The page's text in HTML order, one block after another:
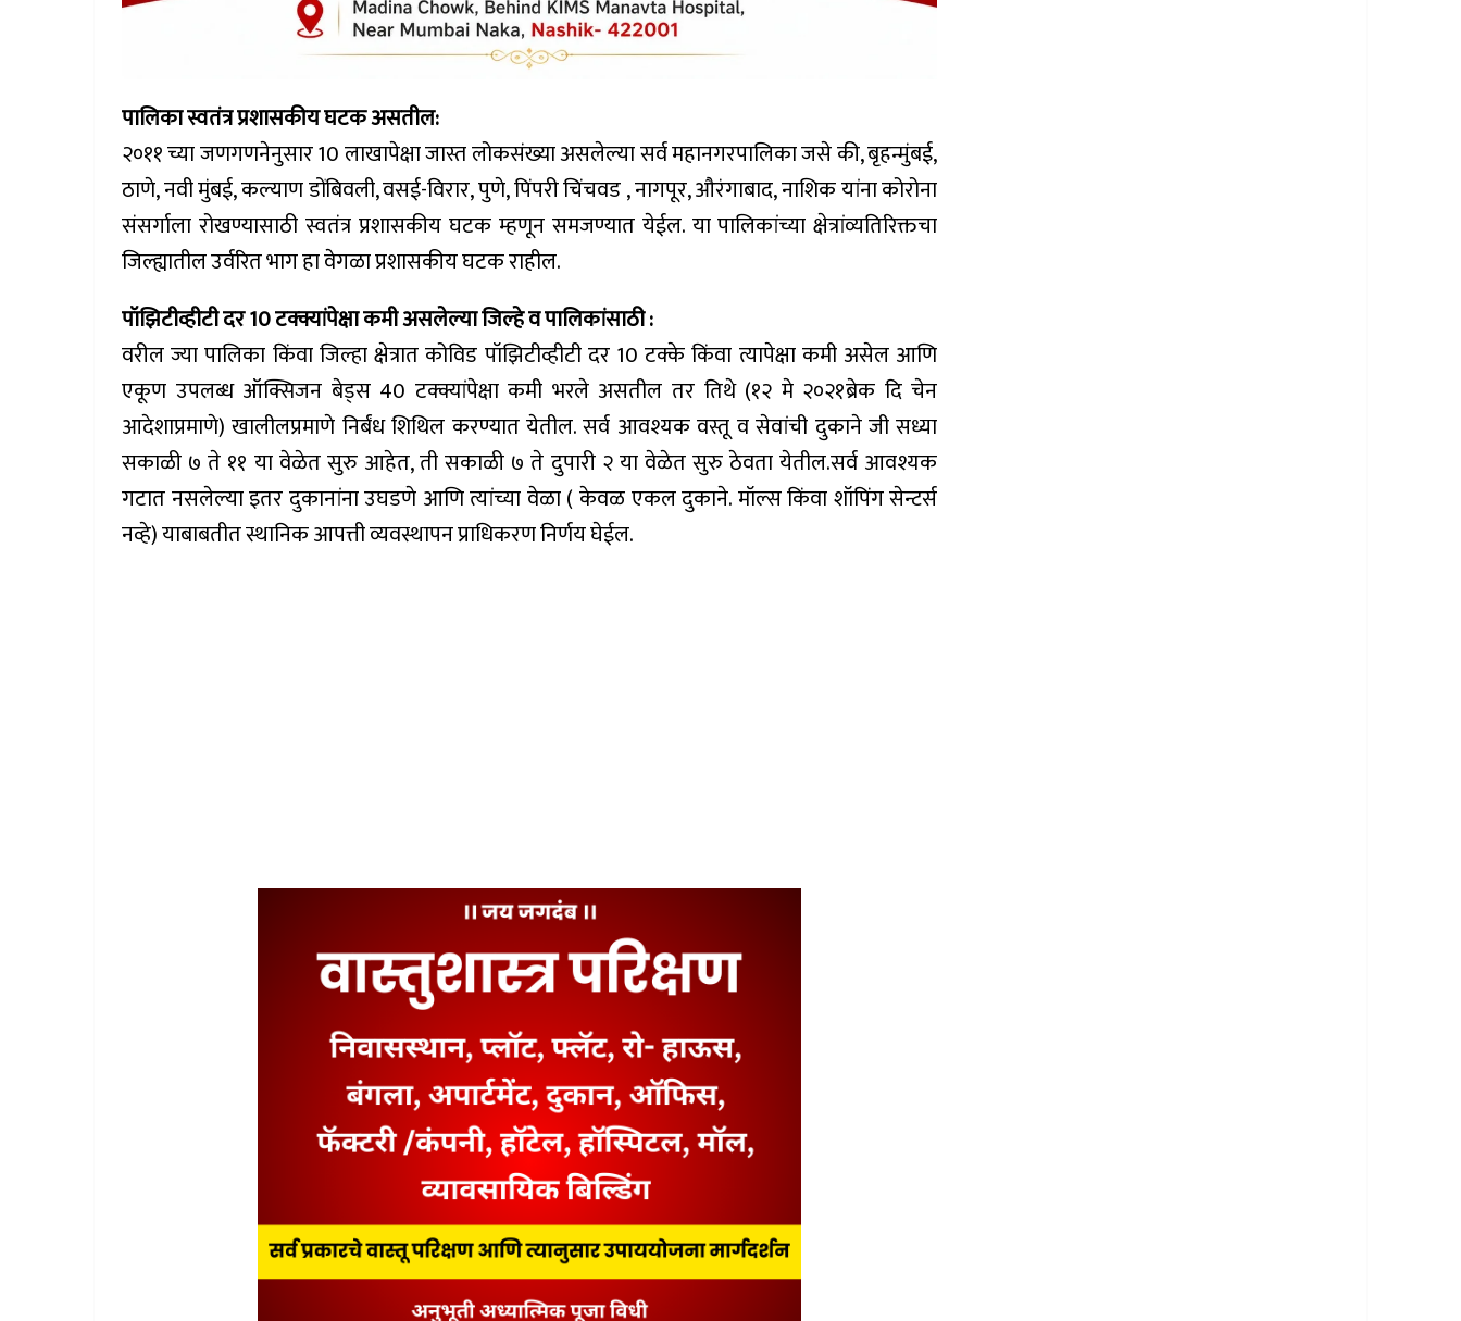
पालिका स्वतंत्र प्रशासकीय घटक असतील:
२०११ च्या जणगणनेनुसार 10 लाखापेक्षा जास्त लोकसंख्या असलेल्या सर्व महानगरपालिका जसे की, बृहन्मुंबई,
ठाणे, नवी मुंबई, कल्याण डोंबिवली, वसई-विरार, पुणे, पिंपरी चिंचवड , नागपूर, औरंगाबाद, नाशिक यांना कोरोना
संसर्गाला रोखण्यासाठी स्वतंत्र प्रशासकीय घटक म्हणून समजण्यात येईल. या पालिकांच्या क्षेत्रांव्यतिरिक्तचा
जिल्ह्यातील उर्वरित भाग हा वेगळा प्रशासकीय घटक राहील.
पॉझिटीव्हीटी दर 10 टक्क्यांपेक्षा कमी असलेल्या जिल्हे व पालिकांसाठी :
वरील ज्या पालिका किंवा जिल्हा क्षेत्रात कोविड पॉझिटीव्हीटी दर 10 टक्के किंवा त्यापेक्षा कमी असेल आणि
एकूण उपलब्ध ऑक्सिजन बेड्स 40 टक्क्यांपेक्षा कमी भरले असतील तर तिथे (१२ मे २०२१ब्रेक दि चेन
आदेशाप्रमाणे) खालीलप्रमाणे निर्बंध शिथिल करण्यात येतील. सर्व आवश्यक वस्तू व सेवांची दुकाने जी सध्या
सकाळी ७ ते ११ या वेळेत सुरु आहेत, ती सकाळी ७ ते दुपारी २ या वेळेत सुरु ठेवता येतील.सर्व आवश्यक
गटात नसलेल्या इतर दुकानांना उघडणे आणि त्यांच्या वेळा ( केवळ एकल दुकाने. मॉल्स किंवा शॉपिंग सेन्टर्स
नव्हे) याबाबतीत स्थानिक आपत्ती व्यवस्थापन प्राधिकरण निर्णय घेईल.